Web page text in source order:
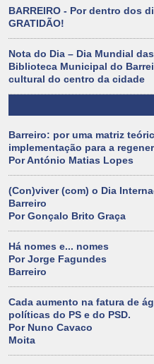
BARREIRO - Por dentro dos
GRATIDÃO!
Nota do Dia – Dia Mundial
Biblioteca Municipal do
cultural do centro da cidade
Barreiro: por uma matriz
implementação para a
Por António Matias Lopes
(Con)viver (com) o Dia
Barreiro
Por Gonçalo Brito Graça
Há nomes e... nomes
Por Jorge Fagundes
Barreiro
Cada aumento na fatura de
políticas do PS e do PSD.
Por Nuno Cavaco
Moita